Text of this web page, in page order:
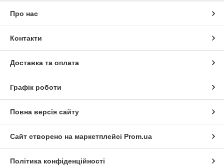
Про нас
Контакти
Доставка та оплата
Графік роботи
Повна версія сайту
Сайт створено на маркетплейсі Prom.ua
Політика конфіденційності